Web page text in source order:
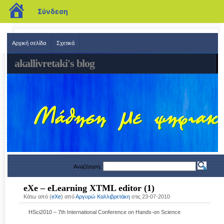
blogs.sch.gr
Σύνδεση
Αρχική σελίδα Σχετικά
akallivretaki's blog
Αναζήτηση:
eXe – eLearning XTML editor (1)
Κάτω από (eXe) απόΑργυρώ Καλλιβρετάκη στις 23-07-2010
HSci2010 – 7th International Conference on Hands-on Science